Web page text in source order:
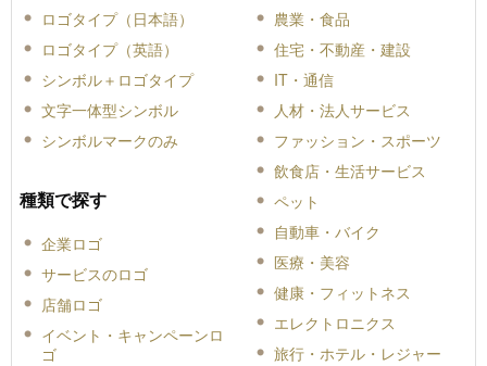
ロゴタイプ（日本語）
ロゴタイプ（英語）
シンボル＋ロゴタイプ
文字一体型シンボル
シンボルマークのみ
種類で探す
企業ロゴ
サービスのロゴ
店舗ロゴ
イベント・キャンペーンロ
ゴ
農業・食品
住宅・不動産・建設
IT・通信
人材・法人サービス
ファッション・スポーツ
飲食店・生活サービス
ペット
自動車・バイク
医療・美容
健康・フィットネス
エレクトロニクス
旅行・ホテル・レジャー